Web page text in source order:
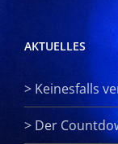
AKTUELLES
> Keinesfalls
> Der